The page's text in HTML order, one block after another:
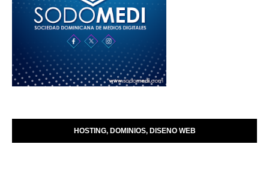
HOSTING, DOMINIOS, DISENO WEB